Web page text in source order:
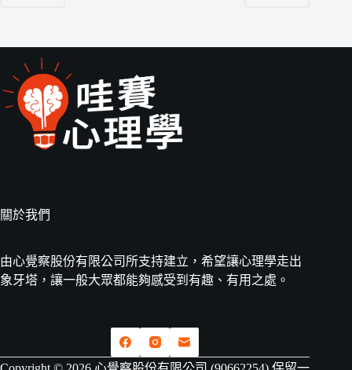
關於我們
由心覺察股份有限公司所支持建立，希望讓心理學走出
象牙塔，讓一般大眾都能夠感受到有趣、有用之處。